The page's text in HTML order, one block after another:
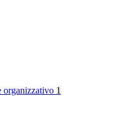
organizzativo 1